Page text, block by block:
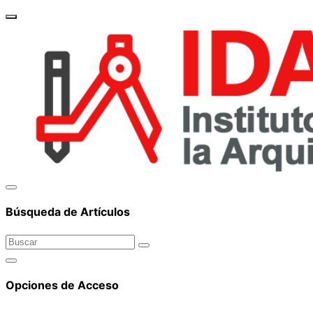
Búsqueda de Artículos
Opciones de Acceso